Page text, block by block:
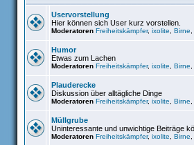
Uservorstellung
Hier können sich User kurz vorstellen.
Moderatoren Freiheitskämpfer, ixolite Birne
Humor
Etwas zum Lachen
Moderatoren Freiheitskämpfer, ixolite Birne
Plauderecke
Diskussion über alltägliche Dinge
Moderatoren Freiheitskämpfer, ixolite Birne
Müllgrube
Uninteressante und unwichtige Beiträge
Moderatoren Freiheitskämpfer, ixolite Birne